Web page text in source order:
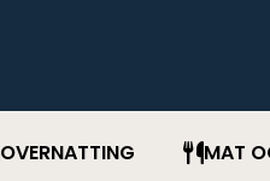
OVERNATTING MAT